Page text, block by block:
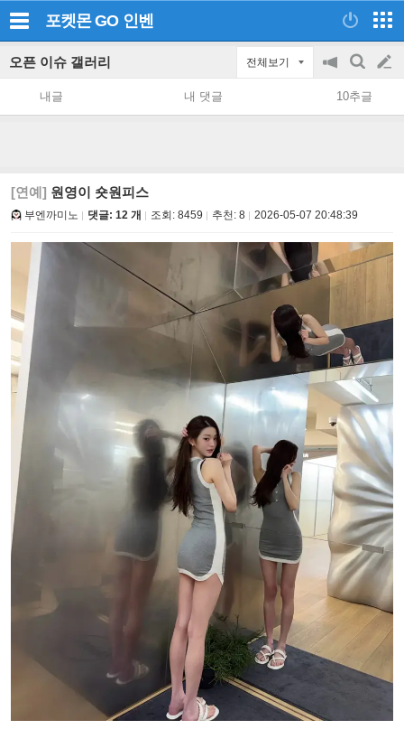
포켓몬 GO 인벤
오픈 이슈 갤러리 전체보기
공
지
on/off
검
색
글
쓰
내글 내 댓글 10추글
[연예] 원영이 숏원피스
부엔까미노 댓글: 12 개 조회: 8459 추천: 8 2026-05-07 20:48:39